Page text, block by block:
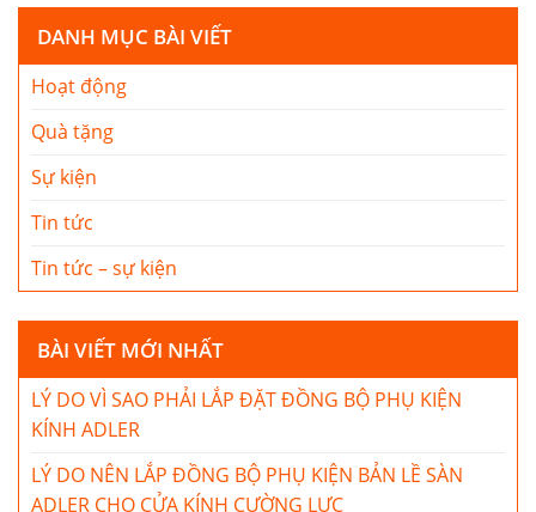
DANH MỤC BÀI VIẾT
Hoạt động
Quà tặng
Sự kiện
Tin tức
Tin tức – sự kiện
BÀI VIẾT MỚI NHẤT
LÝ DO VÌ SAO PHẢI LẮP ĐẶT ĐỒNG BỘ PHỤ KIỆN
KÍNH ADLER
LÝ DO NÊN LẮP ĐỒNG BỘ PHỤ KIỆN BẢN LỀ SÀN
ADLER CHO CỬA KÍNH CƯỜNG LỰC